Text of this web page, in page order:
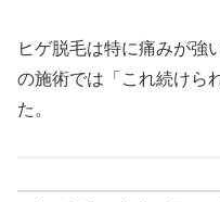
ヒゲ脱毛は特に痛みが強
の施術では「これ続け
た。